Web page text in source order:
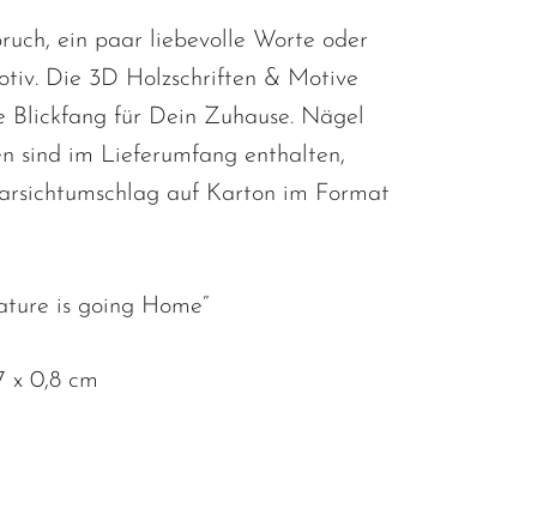
ein paar liebevolle Worte oder
Die 3D Holzschriften & Motive
Blickfang für Dein Zuhause. Nägel
sind im Lieferumfang enthalten,
auf Karton im Format
is going Home“
x 0,8 cm